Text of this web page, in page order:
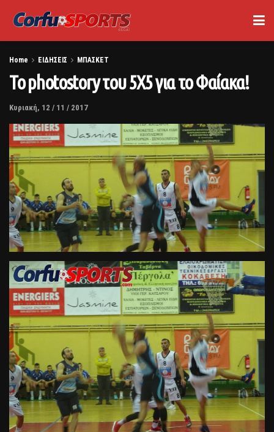
Home ΕΙΔΗΣΕΙΣ ΜΠΑΣΚΕΤ
Το photostory του 5Χ5 για το Φαίακα!
Κυριακή, 12 / 11 / 2017